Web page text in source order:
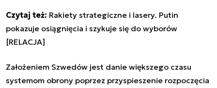
Czytaj też: Rakiety strategiczne i lasery. Putin
pokazuje osiągnięcia i szykuje się do wyborów
[RELACJA]
Założeniem Szwedów jest danie większego czasu
systemom obrony poprzez przyspieszenie rozpoczęcia